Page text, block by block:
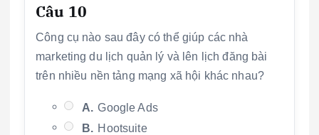
Câu 10
Công cụ nào sau đây có thể giúp các nhà
marketing du lịch quản lý và lên lịch đăng bài
trên nhiều nền tảng mạng xã hội khác nhau?
A. Google Ads
B. Hootsuite